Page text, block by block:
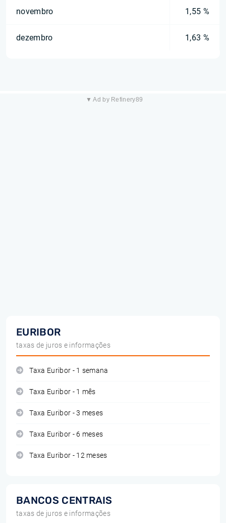
novembro 1,55 %
dezembro 1,63 %
▼ Ad by Refinery89
EURIBOR
taxas de juros e informações
Taxa Euribor - 1 semana
Taxa Euribor - 1 mês
Taxa Euribor - 3 meses
Taxa Euribor - 6 meses
Taxa Euribor - 12 meses
BANCOS CENTRAIS
taxas de juros e informações